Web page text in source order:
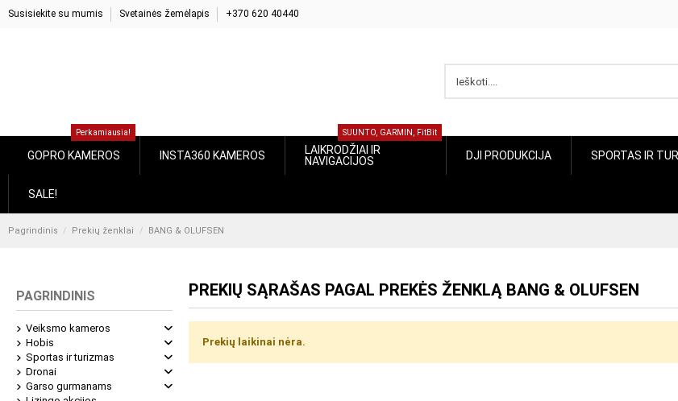
Susisiekite su mumis Svetainės žemėlapis +370 620 40440
GOPRO KAMEROS
Perkamiausia!
INSTA360 KAMEROS
LAIKRODŽIAI IR
NAVIGACIJOS
SUUNTO, GARMIN, FitBit
DJI PRODUKCIJA
SPORTAS IR
TURIZMAS
SALE!
Pagrindinis Prekių ženklai BANG & OLUFSEN
PREKIŲ SĄRAŠAS PAGAL PREKĖS ŽENKLĄ BANG & OLUFSEN
Prekių laikinai nėra.
PAGRINDINIS
Veiksmo kameros
Hobis
Sportas ir turizmas
Dronai
Garso gurmanams